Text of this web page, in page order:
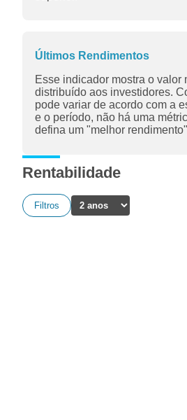
Últimos Rendimentos
Esse indicador mostra o valor
distribuído aos investidores.
pode variar de acordo com a
e o período, não há uma
defina um "melhor
Rentabilidade
Filtros